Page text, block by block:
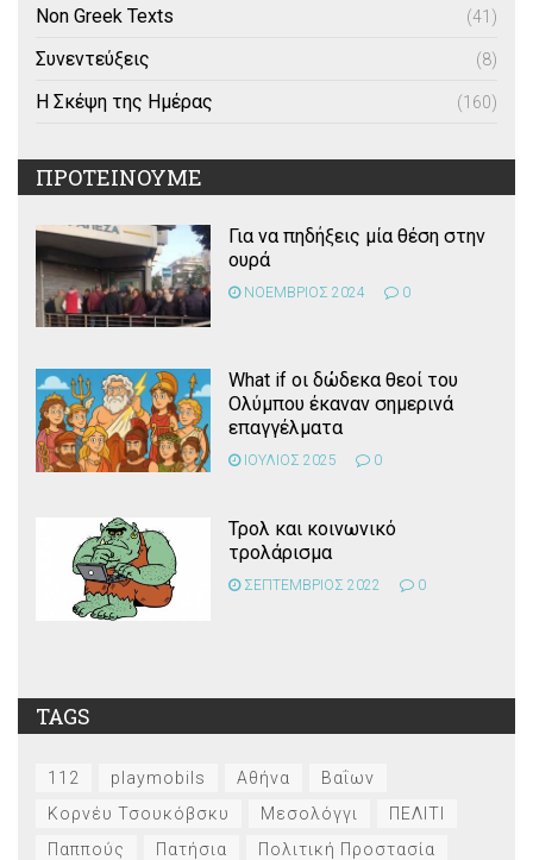
Non Greek Texts (41)
Συνεντεύξεις (8)
Η Σκέψη της Ημέρας (160)
ΠΡΟΤΕΙΝΟΥΜΕ
Για να πηδήξεις μία θέση στην
ουρά
ΝΟΕΜΒΡΙΟΣ 2024 0
What if οι δώδεκα θεοί του
Ολύμπου έκαναν σημερινά
επαγγέλματα
ΙΟΥΛΙΟΣ 2025 0
Τρολ και κοινωνικό
τρολάρισμα
ΣΕΠΤΕΜΒΡΙΟΣ 2022 0
TAGS
112 playmobils Αθήνα
Βαΐων
Κορνέυ Τσουκόβσκυ
Μεσολόγγι
ΠΕΛΙΤΙ
Παππούς
Πατήσια Πολιτική Προστασία